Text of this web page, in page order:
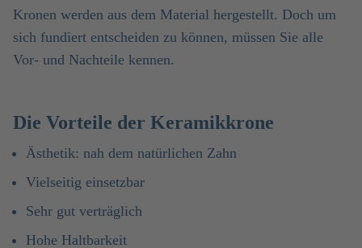
Kronen werden aus dem Material hergestellt. Doch um
sich fundiert entscheiden zu können, müssen Sie alle
Vor- und Nachteile kennen.
Die Vorteile der Keramikkrone
Ästhetik: nah dem natürlichen Zahn
Vielseitig einsetzbar
Sehr gut verträglich
Hohe Haltbarkeit